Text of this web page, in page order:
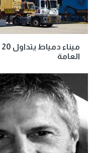
العامة